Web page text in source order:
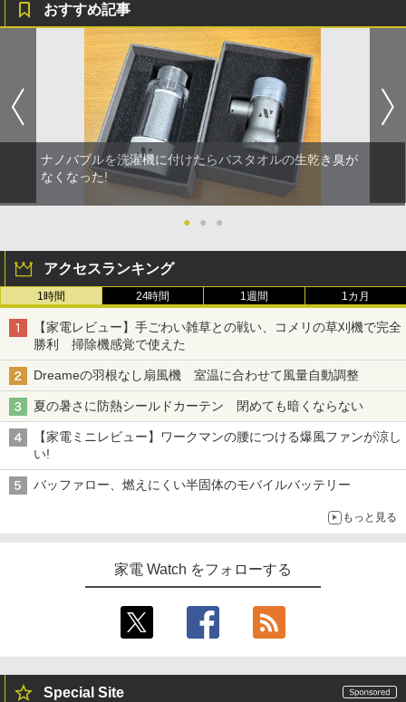
おすすめ記事
ナノバブルを洗濯機に付けたらバスタオルの生乾き臭が
なくなった!
● ● ●
アクセスランキング
1時間 24時間 1週間 1カ月
【家電レビュー】手ごわい雑草との戦い、コメリの草刈機で完全
勝利 掃除機感覚で使えた
Dreameの羽根なし扇風機 室温に合わせて風量自動調整
夏の暑さに防熱シールドカーテン 閉めても暗くならない
【家電ミニレビュー】ワークマンの腰につける爆風ファンが涼し
い!
バッファロー、燃えにくい半固体のモバイルバッテリー
もっと見る
家電 Watch をフォローする
Special Site